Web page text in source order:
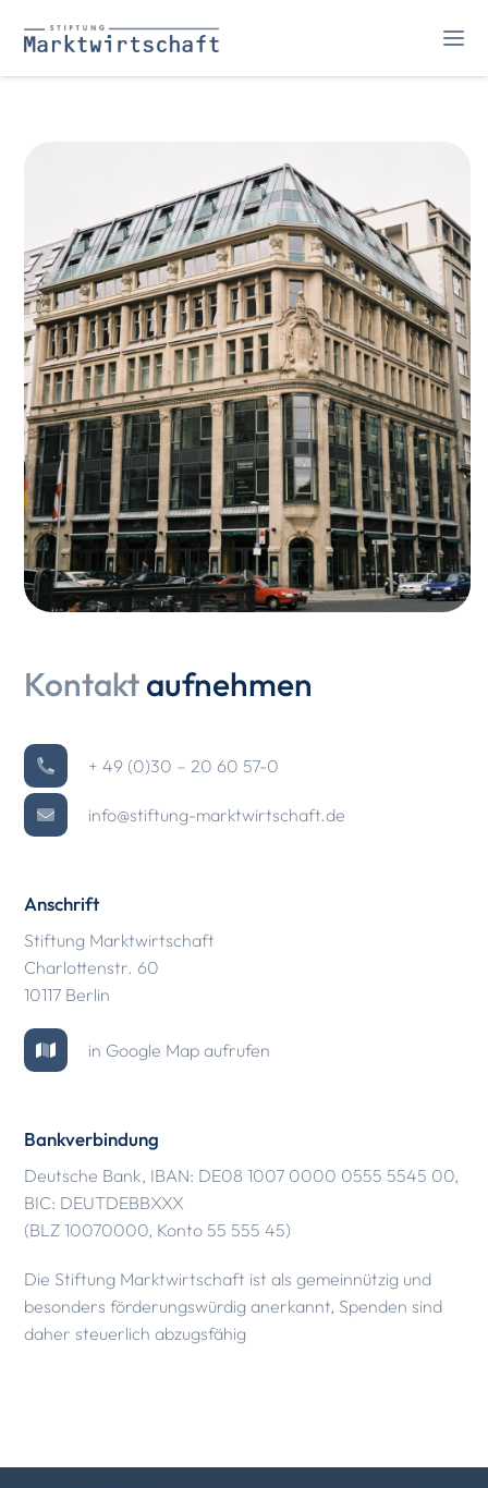
Kontaktaufnehmen
+ 49 (0)30 – 20 60 57-0
info@stiftung-marktwirtschaft.de
Anschrift
Stiftung Marktwirtschaft
Charlottenstr. 60
10117 Berlin
in Google Map aufrufen
Bankverbindung
Deutsche Bank, IBAN: DE08 1007 0000 0555 5545 00,
BIC: DEUTDEBBXXX
(BLZ 10070000, Konto 55 555 45)
Die Stiftung Marktwirtschaft ist als gemeinnützig und
besonders förderungswürdig anerkannt, Spenden sind
daher steuerlich abzugsfähig